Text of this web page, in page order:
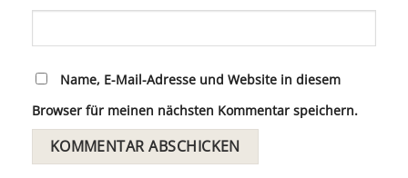
Name, E-Mail-Adresse und Website in diesem
Browser für meinen nächsten Kommentar speichern.